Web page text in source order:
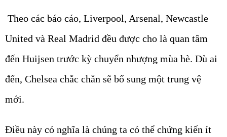
Theo các báo cáo, Liverpool, Arsenal, Newcastle
United và Real Madrid đều được cho là quan tâm
đến Huijsen trước kỳ chuyển nhượng mùa hè. Dù ai
đến, Chelsea chắc chắn sẽ bổ sung một trung vệ
mới.
Điều này có nghĩa là chúng ta có thể chứng kiến ít